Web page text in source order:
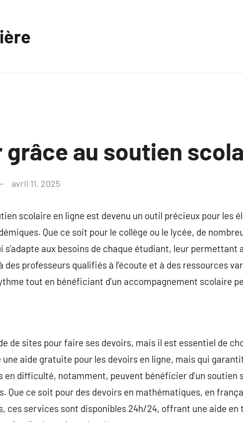
grâce au soutien
avril 11, 2025
scolaire en ligne est devenu un outil précieux pour les
Que ce soit pour le collège ou le lycée, de
s’adapte aux besoins de chaque étudiant, leur
professeurs qualifiés à l’écoute et à des ressources
tout en bénéficiant d’un accompagnement scolaire
de sites pour faire ses devoirs, mais il est essentiel de
une aide gratuite pour les devoirs en ligne, mais qui
en difficulté, notamment, peuvent bénéficier d’un soutien
Que ce soit pour des devoirs en mathématiques, en
ces services sont disponibles 24h/24, offrant une aide